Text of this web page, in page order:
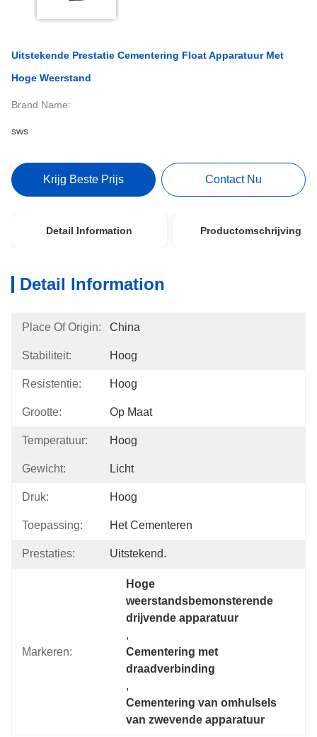
Uitstekende Prestatie Cementering Float Apparatuur Met
Hoge Weerstand
Brand Name:
sws
Krijg Beste Prijs Contact Nu
Detail Information Productomschrijving
Detail Information
Place Of Origin: China
Stabiliteit: Hoog
Resistentie: Hoog
Grootte: Op Maat
Temperatuur: Hoog
Gewicht: Licht
Druk: Hoog
Toepassing: Het Cementeren
Prestaties: Uitstekend.
Markeren:
Hoge
weerstandsbemonsterende
drijvende apparatuur
,
Cementering met
draadverbinding
,
Cementering van omhulsels
van zwevende apparatuur